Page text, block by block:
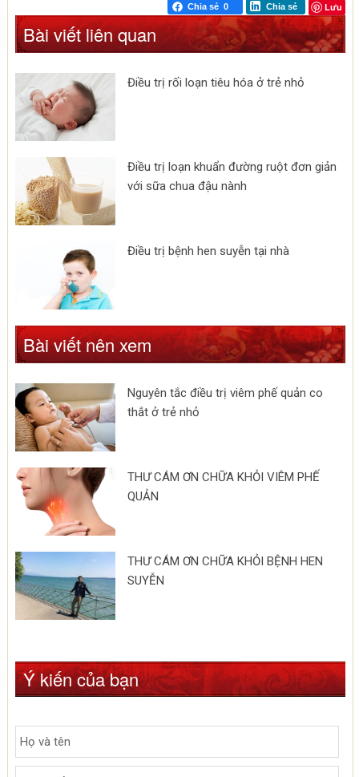
Chia sẻ 0 Chia sẻ Lưu
Bài viết liên quan
Điều trị rối loạn tiêu hóa ở trẻ nhỏ
Điều trị loạn khuẩn đường ruột đơn giản
với sữa chua đậu nành
Điều trị bệnh hen suyễn tại nhà
Bài viết nên xem
Nguyên tắc điều trị viêm phế quản co
thắt ở trẻ nhỏ
THƯ CÁM ƠN CHỮA KHỎI VIÊM PHẾ
QUẢN
THƯ CÁM ƠN CHỮA KHỎI BỆNH HEN
SUYỄN
Ý kiến của bạn